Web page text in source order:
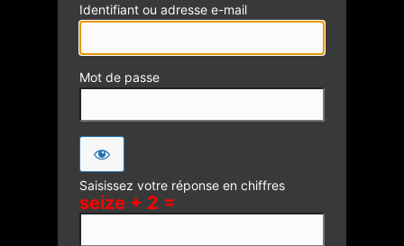
Identifiant ou adresse e-mail
Mot de passe
Saisissez votre réponse en chiffres
seize + 2 =